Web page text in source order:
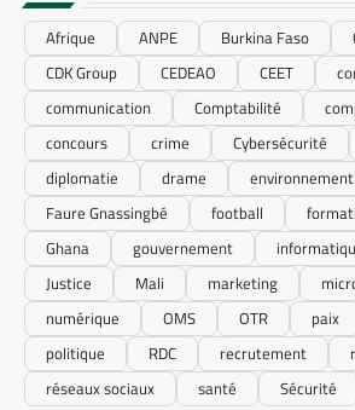
Afrique ANPE Burkina Faso
CDK Group
CEDEAO CEET
communication
Comptabilité
concours
crime Cybersécurité
diplomatie
drame
environnement
Faure Gnassingbé
football
Ghana
gouvernement
Justice
Mali marketing
numérique
OMS OTR paix
politique
RDC recrutement
réseaux sociaux
santé Sécurité